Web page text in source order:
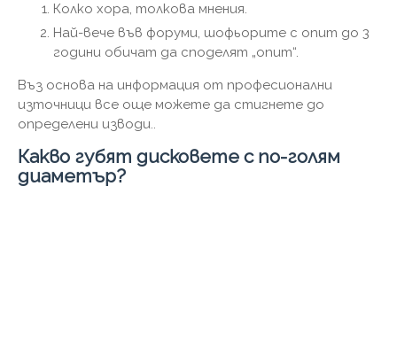
Колко хора, толкова мнения.
Най-вече във форуми, шофьорите с опит до 3
години обичат да споделят „опит“.
Въз основа на информация от професионални
източници все още можете да стигнете до
определени изводи..
Какво губят дисковете с по-голям
диаметър?